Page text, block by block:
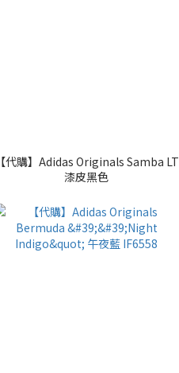
【代購】Adidas Originals Samba LT
漆皮黑色